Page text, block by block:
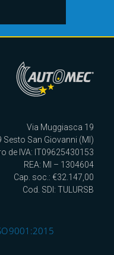
Via Muggiasca 19
Sesto San Giovanni (MI)
de IVA: IT09625430153
REA: MI – 1304604
Cap. soc.: €32.147,00
Cod. SDI: TULURSB
9001:2015